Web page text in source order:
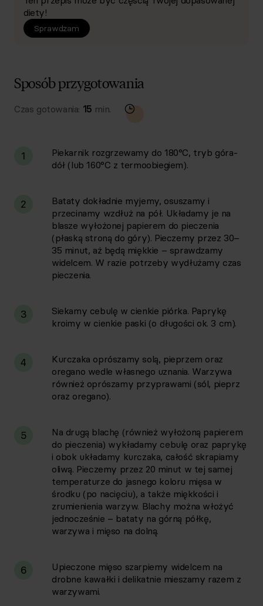
diety!
Sprawdzam
Sposób przygotowania
Czas gotowania: 15 min.
1
Piekarnik rozgrzewamy do 180°C, tryb góra-
dół (lub 160°C z termoobiegiem).
2
Bataty dokładnie myjemy, osuszamy i
przecinamy wzdłuż na pół. Układamy je na
blasze wyłożonej papierem do pieczenia
(płaską stroną do góry). Pieczemy przez 30–
35 minut, aż będą miękkie – sprawdzamy
widelcem. W razie potrzeby wydłużamy czas
pieczenia.
3
Siekamy cebulę w cienkie piórka. Paprykę
kroimy w cienkie paski (o długości ok. 3 cm).
4
Kurczaka oprószamy solą, pieprzem oraz
oregano wedle własnego uznania. Warzywa
również oprószamy przyprawami (sól, pieprz
oraz oregano).
5
Na drugą blachę (również wyłożoną papierem
do pieczenia) wykładamy cebulę oraz paprykę
i obok układamy kurczaka, całość skrapiamy
oliwą. Pieczemy przez 20 minut w tej samej
temperaturze do jasnego koloru mięsa w
środku (po nacięciu), a także miękkości i
zrumienienia warzyw. Blachy można włożyć
jednocześnie – bataty na górną półkę,
warzywa i mięso na dolną.
6
Upieczone mięso szarpiemy widelcem na
drobne kawałki i delikatnie mieszamy razem z
warzywami.